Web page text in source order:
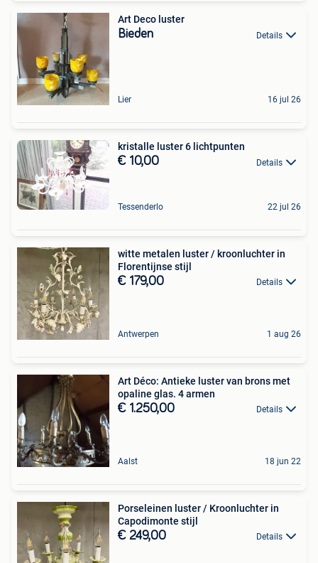
Art Deco luster
Bieden Details
Lier 16 jul 26
kristalle luster 6 lichtpunten
€ 10,00 Details
Tessenderlo 22 jul 26
witte metalen luster / kroonluchter in
Florentijnse stijl
€ 179,00 Details
Antwerpen 1 aug 26
Art Déco: Antieke luster van brons met
opaline glas. 4 armen
€ 1.250,00 Details
Aalst 18 jun 22
Porseleinen luster / Kroonluchter in
Capodimonte stijl
€ 249,00 Details